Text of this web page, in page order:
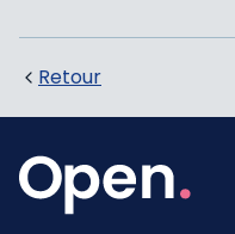
Retour